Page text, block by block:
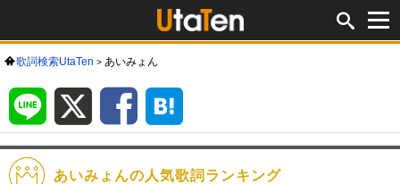
歌詞検索UtaTen あいみょん
LINE Facebook
ク
ー
あいみょんの人気歌詞ランキング